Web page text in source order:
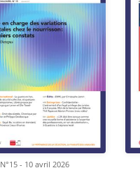
N°15 - 10 avril 2026